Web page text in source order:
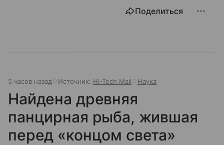
Поделиться
5 часов назад Источник: Hi-Tech Mail Наука
Найдена древняя
панцирная рыба, жившая
перед «концом света»